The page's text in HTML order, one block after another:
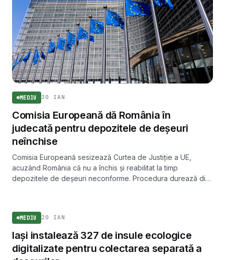
MEDIU 30 IAN
Comisia Europeană dă România în
judecată pentru depozitele de deșeuri
neînchise
Comisia Europeană sesizează Curtea de Justiție a UE,
acuzând România că nu a închis și reabilitat la timp
depozitele de deșeuri neconforme. Procedura durează din
MEDIU 20 IAN
Iași instalează 327 de insule ecologice
digitalizate pentru colectarea separată a